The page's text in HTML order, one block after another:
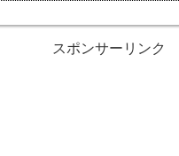
スポンサーリンク